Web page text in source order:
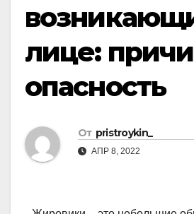
лице:
опасность
От pristroykin_
АПР 8, 2022